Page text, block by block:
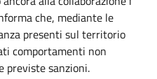
che, mediante le
presenti sul territorio
comportamenti non
previste sanzioni.